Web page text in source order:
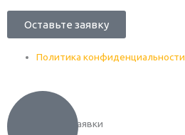
Оставьте заявку
Политика конфиденциальности
Оформление заявки